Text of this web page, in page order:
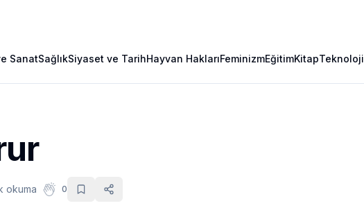
SanatSağlıkSiyaset ve TarihHayvan HaklarıFeminizmEğitimKitapTeknoloji
okuma 0